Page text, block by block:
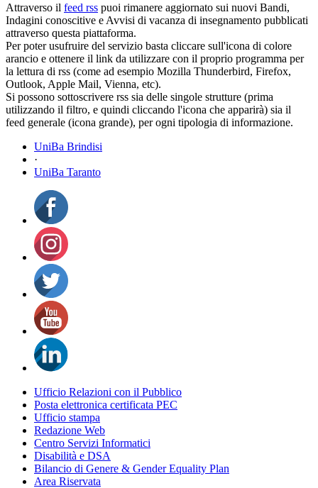
Attraverso il feed rss puoi rimanere aggiornato sui nuovi Bandi,
Indagini conoscitive e Avvisi di vacanza di insegnamento pubblicati
attraverso questa piattaforma.
Per poter usufruire del servizio basta cliccare sull'icona di colore
arancio e ottenere il link da utilizzare con il proprio programma per
la lettura di rss (come ad esempio Mozilla Thunderbird, Firefox,
Outlook, Apple Mail, Vienna, etc).
Si possono sottoscrivere rss sia delle singole strutture (prima
utilizzando il filtro, e quindi cliccando l'icona che apparirà) sia il
feed generale (icona grande), per ogni tipologia di informazione.
UniBa Brindisi
·
UniBa Taranto
Ufficio Relazioni con il Pubblico
Posta elettronica certificata PEC
Ufficio stampa
Redazione Web
Centro Servizi Informatici
Disabilità e DSA
Bilancio di Genere & Gender Equality Plan
Area Riservata